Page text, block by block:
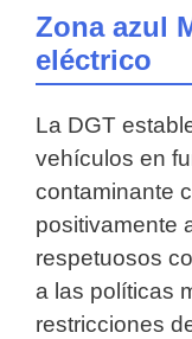
Zona azul
eléctrico
La DGT
vehículos en
contaminante
positivamente
respetuosos
a las políticas
restricciones